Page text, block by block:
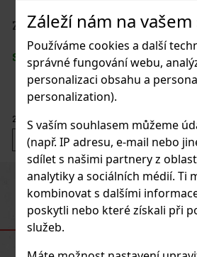
Záleží nám na
Používáme cookies a další
správné fungování webu,
personalizaci obsahu a
personalization).
S vaším souhlasem můžeme
(např. IP adresu, e-mail nebo
sdílet s našimi partnery z
analytiky a sociálních médií. Ti
kombinovat s dalšími
poskytli nebo které získali při
služeb.DOPORUČENÉ